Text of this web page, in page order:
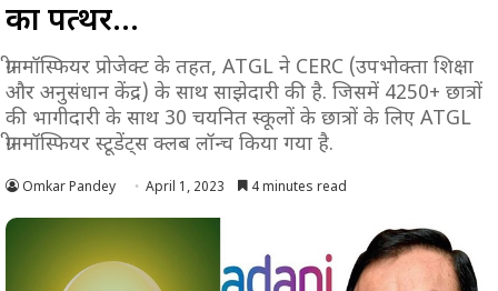
का पत्थर…
ग्रीनमॉस्फियर प्रोजेक्ट के तहत, ATGL ने CERC (उपभोक्ता शिक्षा
और अनुसंधान केंद्र) के साथ साझेदारी की है. जिसमें 4250+ छात्रों
की भागीदारी के साथ 30 चयनित स्कूलों के छात्रों के लिए ATGL
ग्रीनमॉस्फियर स्टूडेंट्स क्लब लॉन्च किया गया है.
Omkar Pandey April 1, 2023 4 minutes read